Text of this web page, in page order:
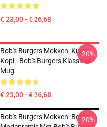
€ 23,00 - € 26,68
Bob's Burgers Mokken. Kuchi
Kopi - Bob's Burgers Klassieke
Mug
€ 23,00 - € 26,68
-20%
Bob's Burgers Mokken. Beste
-20%